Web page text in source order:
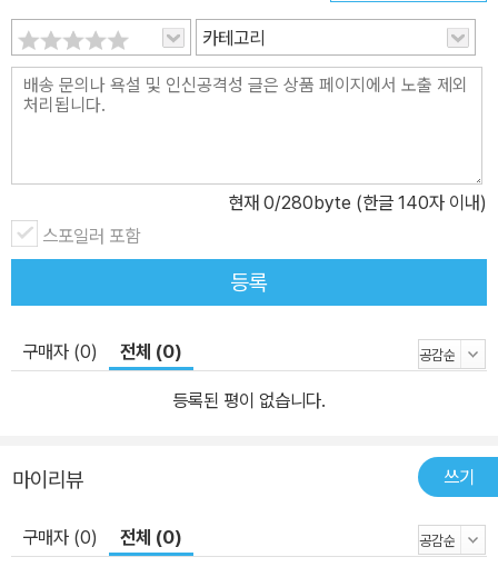
카테고리
현재 0/280byte (한글 140자 이내)
스포일러 포함
등록
구매자 (0) 전체 (0)
등록된 평이 없습니다.
마이리뷰 쓰기
구매자 (0) 전체 (0)